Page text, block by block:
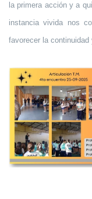
la primera acción y a
instancia vivida nos
favorecer la